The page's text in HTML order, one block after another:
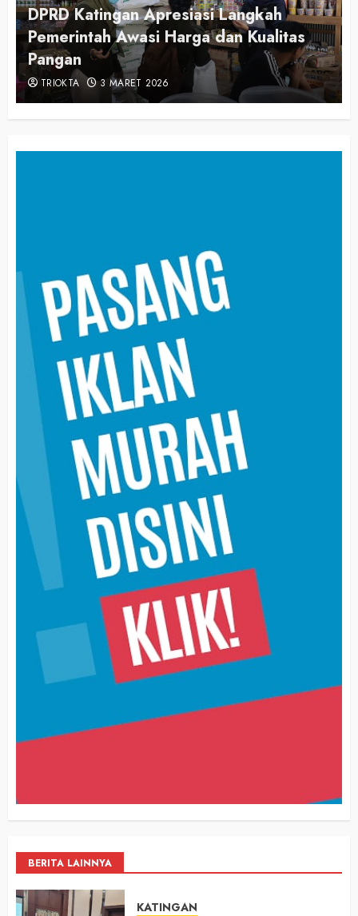
DPRD Katingan Apresiasi Langkah
Pemerintah Awasi Harga dan Kualitas
Pangan
TRIOKTA 3 MARET 2026
BERITA LAINNYA
KATINGAN